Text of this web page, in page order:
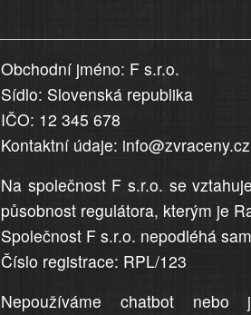
uvedena,
jsou
přesná
a
úplná
Obchodní jméno: F s.r.o.
Sídlo: Slovenská republika
IČO: 12 345 678
Kontaktní údaje: info@zvraceny.cz
Na společnost F s.r.o. se
působnost regulátora, kterým je
Společnost F s.r.o. nepodléhá
Číslo registrace: RPL/123
Nepoužíváme chatbot